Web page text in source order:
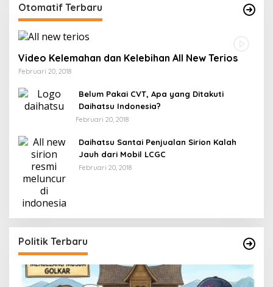
Otomatif Terbaru
Video Kelemahan dan Kelebihan All New Terios
Februari 20, 2018
Belum Pakai CVT, Apa yang Ditakuti
Daihatsu Indonesia?
Februari 20, 2018
Daihatsu Santai Penjualan Sirion Kalah
Jauh dari Mobil LCGC
Februari 20, 2018
Politik Terbaru